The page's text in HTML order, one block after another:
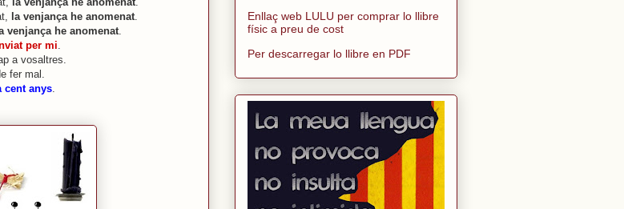
la venjança he anomenat.
venjança he anomenat.
per mi.
a vosaltres.
fer mal.
cent anys.
Enllaç web LULU per comprar lo llibre
físic a preu de cost
Per descarregar lo llibre en PDF